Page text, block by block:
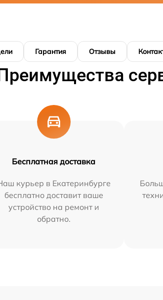
Гарантия Отзывы
Бесплатная доставка
курьер в Екатеринбурге
бесплатно доставит ваше
устройство на ремонт и
обратно.